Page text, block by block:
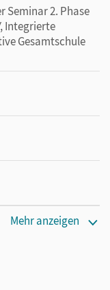
Seminar 2. Phase
Integrierte
Gesamtschule
Mehr anzeigen